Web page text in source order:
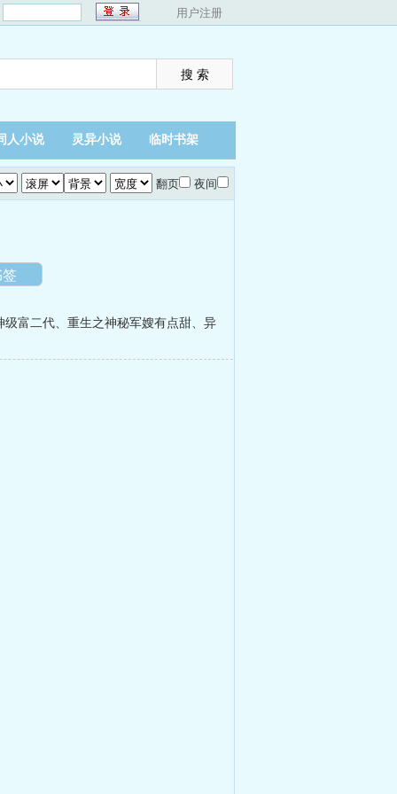
用户注册
人小说 灵异小说 临时书架
翻页 夜间
级富二代、 重生之神秘军嫂有点甜、 异